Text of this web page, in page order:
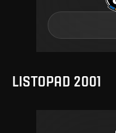
LISTOPAD 2001